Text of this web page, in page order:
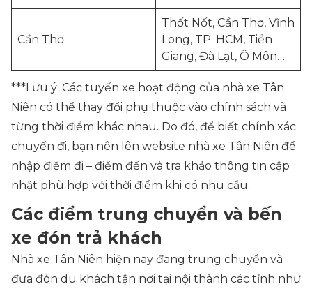
Cần Thơ
Thốt Nốt, Cần Thơ, Vĩnh
Long, TP. HCM, Tiền
Giang, Đà Lạt, Ô Môn…
***Lưu ý: Các tuyến xe hoạt động của nhà xe Tân
Niên có thể thay đổi phụ thuộc vào chính sách và
từng thời điểm khác nhau. Do đó, để biết chính xác
chuyến đi, bạn nên lên website nhà xe Tân Niên để
nhập điểm đi – điểm đến và tra khảo thông tin cập
nhật phù hợp với thời điểm khi có nhu cầu.
Các điểm trung chuyển và bến
xe đón trả khách
Nhà xe Tân Niên hiện nay đang trung chuyển và
đưa đón du khách tận nơi tại nội thành các tỉnh như